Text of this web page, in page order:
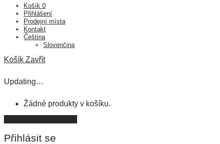
Košík 0
Přihlášení
Prodejní místa
Kontakt
Čeština
Slovenčina
Košík Zavřít
Updating…
Žádné produkty v košíku.
Přihlásit se